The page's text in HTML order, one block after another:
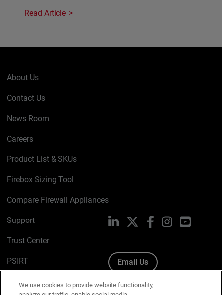
Read Article
About Us
Contact Us
News Room
Careers
Product List & SKUs
Firebox Sizing Tool
Compare Firewall Appliances
Support
Trust Center
PSIRT
Cookie Policy
LinkedIn FacebookInstagramYouTube
Email Us
We use cookies to provide website functionality,